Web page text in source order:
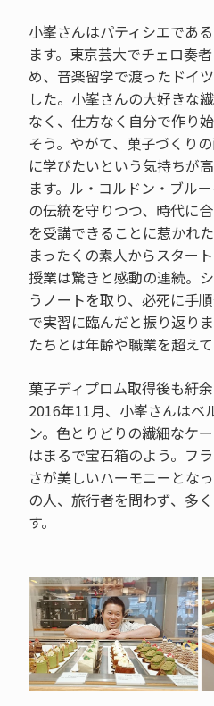
小峯さんはパティシエであ
ます。東京芸大でチェロ奏
め、音楽留学で渡ったドイ
した。小峯さんの大好きな
なく、仕方なく自分で作り
そう。やがて、菓子づくり
に学びたいという気持ちが
ます。ル・コルドン・ブル
の伝統を守りつつ、時代に
を受講できることに惹かれた
まったくの素人からスター
授業は驚きと感動の連続。
うノートを取り、必死に手
で実習に臨んだと振り返り
たちとは年齢や職業を超え
菓子ディプロム取得後も紆余
2016年11月、小峯さんはベ
ン。色とりどりの繊細なケ
はまるで宝石箱のよう。フ
さが美しいハーモニーとな
の人、旅行者を問わず、多
す。